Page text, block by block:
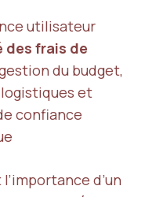
utilisateur
frais de
du budget,
et
confiance
d’un